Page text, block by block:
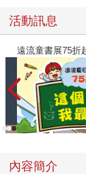
活動訊息
遠流童書展75折起
內容簡介